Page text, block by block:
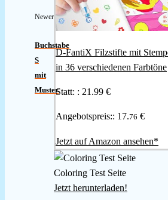
Newer
Buchstabe
S
mit
Muster
D-FantiX Filzstifte mit
in 36 verschiedenen Farbtöne
Statt: : 21.99 €
Angebotspreis:: 17.76 €
Jetzt auf Amazon ansehen*
Coloring Test Seite
Jetzt herunterladen!